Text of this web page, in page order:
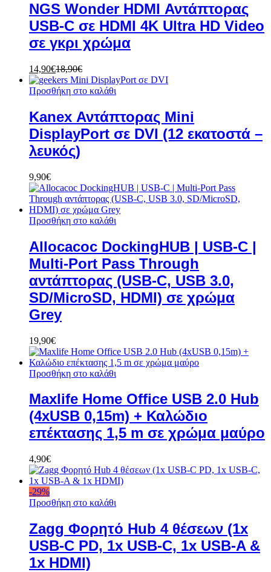
NGS Wonder HDMI Αντάπτορας
USB-C σε HDMI 4K Ultra HD Video
σε γκρι χρώμα
14,90€18,90€
Προσθήκη στο καλάθι
Kanex Αντάπτορας Mini
DisplayPort σε DVI (12 εκατοστά –
λευκός)
9,90€
Προσθήκη στο καλάθι
Allocacoc DockingHUB | USB-C |
Multi-Port Pass Through
αντάπτορας (USB-C, USB 3.0,
SD/MicroSD, HDMI) σε χρώμα
Grey
19,90€
Προσθήκη στο καλάθι
Maxlife Home Office USB 2.0 Hub
(4xUSB 0,15m) + Καλώδιο
επέκτασης 1,5 m σε χρώμα μαύρο
4,90€
-29%
Προσθήκη στο καλάθι
Zagg Φορητό Hub 4 θέσεων (1x
USB-C PD, 1x USB-C, 1x USB-A &
1x HDMI)